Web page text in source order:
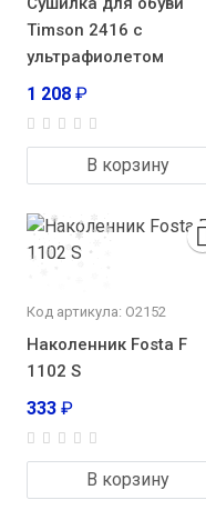
Timson 2416 с
ультрафиолетом
1 208 ₽
В корзину
Код артикула: О2152
Наколенник Fosta F
1102 S
333 ₽
В корзину